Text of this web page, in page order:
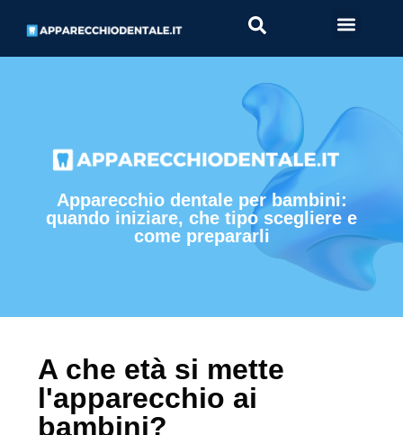
Apparecchio dentale per bambini:
quando iniziare, che tipo scegliere e
come prepararli
A che età si mette
l'apparecchio ai
bambini?